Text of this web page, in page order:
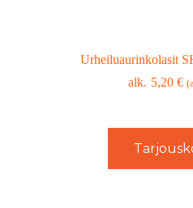
Urheiluaurinkolasit
5,20€